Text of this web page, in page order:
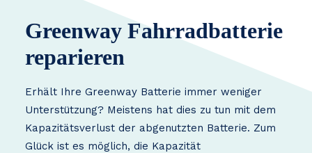
Greenway Fahrradbatterie
reparieren
Erhält Ihre Greenway Batterie immer weniger
Unterstützung? Meistens hat dies zu tun mit dem
Kapazitätsverlust der abgenutzten Batterie. Zum
Glück ist es möglich, die Kapazität